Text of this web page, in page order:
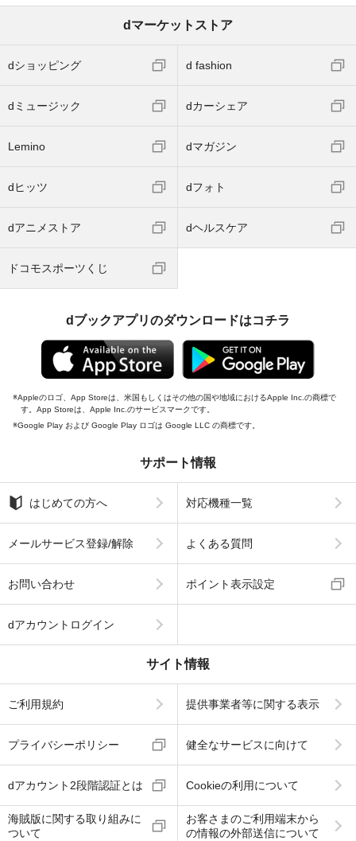
dマーケットストア
dショッピング d fashion
dミュージック dカーシェア
Lemino dマガジン
dヒッツ dフォト
dアニメストア dヘルスケア
ドコモスポーツくじ
dブックアプリのダウンロードはコチラ
Appleのロゴ、App Storeは、米国もしくはその他の国や地域におけるApple Inc.の商標で
す。App Storeは、Apple Inc.のサービスマークです。
Google Play および Google Play ロゴは Google LLC の商標です。
サポート情報
はじめての方へ 対応機種一覧
メールサービス登録/解除 よくある質問
お問い合わせ ポイント表示設定
dアカウントログイン
サイト情報
ご利用規約 提供事業者等に関する表示
プライバシーポリシー 健全なサービスに向けて
dアカウント2段階認証とは Cookieの利用について
海賊版に関する取り組みに
ついて
お客さまのご利用端末から
の情報の外部送信について